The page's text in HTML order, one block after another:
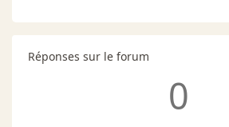
Réponses sur le forum
0